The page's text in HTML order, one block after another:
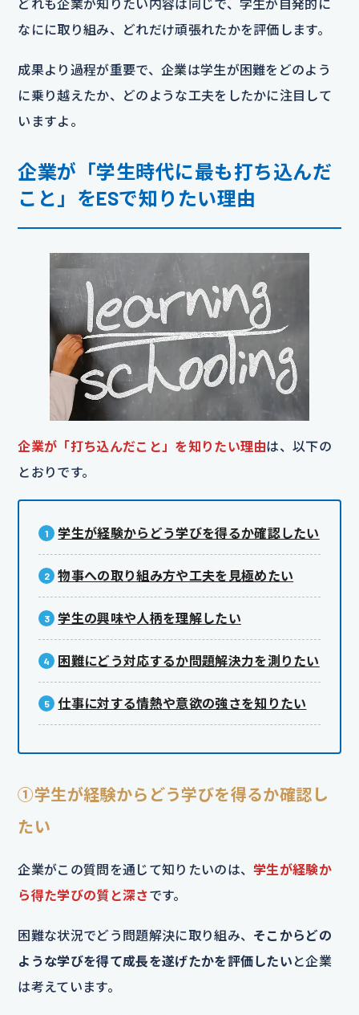
どれも企業が知りたい内容は同じで、学生が自発的に
なにに取り組み、どれだけ頑張れたかを評価します。
成果より過程が重要で、企業は学生が困難をどのよう
に乗り越えたか、どのような工夫をしたかに注目して
いますよ。
企業が「学生時代に最も打ち込んだ
こと」をESで知りたい理由
企業が「打ち込んだこと」を知りたい理由は、以下の
とおりです。
学生が経験からどう学びを得るか確認したい
物事への取り組み方や工夫を見極めたい
学生の興味や人柄を理解したい
困難にどう対応するか問題解決力を測りたい
仕事に対する情熱や意欲の強さを知りたい
①学生が経験からどう学びを得るか確認し
たい
企業がこの質問を通じて知りたいのは、学生が経験か
ら得た学びの質と深さです。
困難な状況でどう問題解決に取り組み、 そこからどの
ような学びを得て成長を遂げたかを評価したい と企業
は考えています。